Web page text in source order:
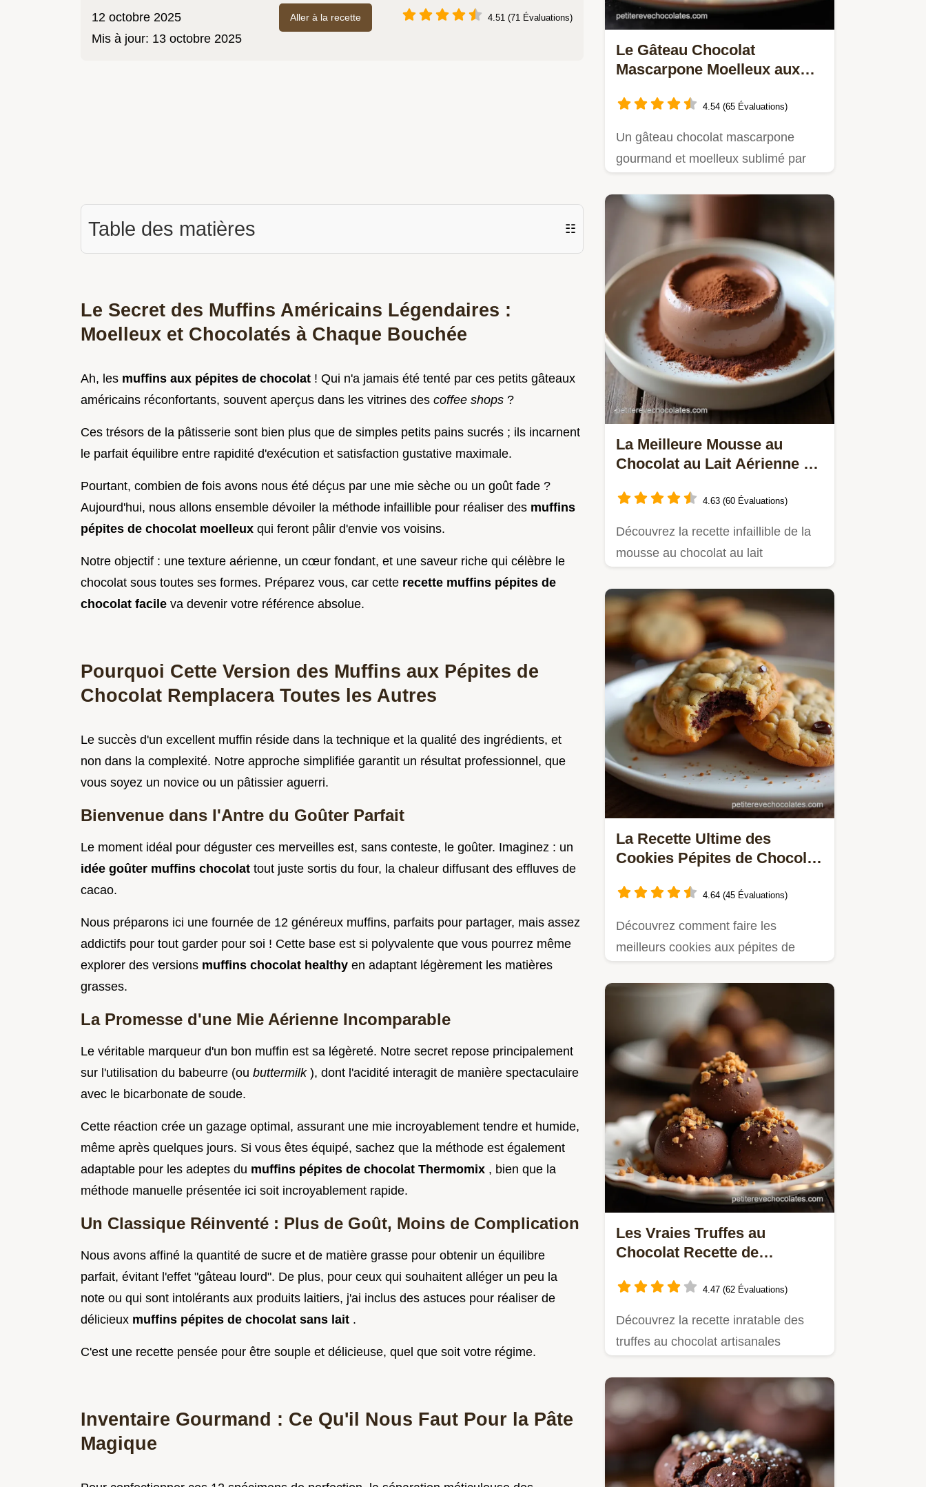
12 octobre 2025
Mis à jour: 13 octobre 2025
Aller à la recette 4.51 (71 Évaluations)
Table des matières ☷
Le Secret des Muffins Américains Légendaires :
Moelleux et Chocolatés à Chaque Bouchée
Ah, les muffins aux pépites de chocolat ! Qui n'a jamais été tenté par ces petits gâteaux
américains réconfortants, souvent aperçus dans les vitrines des coffee shops ?
Ces trésors de la pâtisserie sont bien plus que de simples petits pains sucrés ; ils incarnent
le parfait équilibre entre rapidité d'exécution et satisfaction gustative maximale.
Pourtant, combien de fois avons nous été déçus par une mie sèche ou un goût fade ?
Aujourd'hui, nous allons ensemble dévoiler la méthode infaillible pour réaliser des muffins
pépites de chocolat moelleux qui feront pâlir d'envie vos voisins.
Notre objectif : une texture aérienne, un cœur fondant, et une saveur riche qui célèbre le
chocolat sous toutes ses formes. Préparez vous, car cette recette muffins pépites de
chocolat facile va devenir votre référence absolue.
Pourquoi Cette Version des Muffins aux Pépites de
Chocolat Remplacera Toutes les Autres
Le succès d'un excellent muffin réside dans la technique et la qualité des ingrédients, et
non dans la complexité. Notre approche simplifiée garantit un résultat professionnel, que
vous soyez un novice ou un pâtissier aguerri.
Bienvenue dans l'Antre du Goûter Parfait
Le moment idéal pour déguster ces merveilles est, sans conteste, le goûter. Imaginez : un
idée goûter muffins chocolat tout juste sortis du four, la chaleur diffusant des effluves de
cacao.
Nous préparons ici une fournée de 12 généreux muffins, parfaits pour partager, mais assez
addictifs pour tout garder pour soi ! Cette base est si polyvalente que vous pourrez même
explorer des versions muffins chocolat healthy en adaptant légèrement les matières
grasses.
La Promesse d'une Mie Aérienne Incomparable
Le véritable marqueur d'un bon muffin est sa légèreté. Notre secret repose principalement
sur l'utilisation du babeurre (ou buttermilk ), dont l'acidité interagit de manière spectaculaire
avec le bicarbonate de soude.
Cette réaction crée un gazage optimal, assurant une mie incroyablement tendre et humide,
même après quelques jours. Si vous êtes équipé, sachez que la méthode est également
adaptable pour les adeptes du muffins pépites de chocolat Thermomix , bien que la
méthode manuelle présentée ici soit incroyablement rapide.
Un Classique Réinventé : Plus de Goût, Moins de Complication
Nous avons affiné la quantité de sucre et de matière grasse pour obtenir un équilibre
parfait, évitant l'effet "gâteau lourd". De plus, pour ceux qui souhaitent alléger un peu la
note ou qui sont intolérants aux produits laitiers, j'ai inclus des astuces pour réaliser de
délicieux muffins pépites de chocolat sans lait .
C'est une recette pensée pour être souple et délicieuse, quel que soit votre régime.
Inventaire Gourmand : Ce Qu'il Nous Faut Pour la Pâte
Magique
Le Gâteau Chocolat
Mascarpone Moelleux aux
4.54 (65 Évaluations)
Un gâteau chocolat mascarpone
gourmand et moelleux sublimé par
La Meilleure Mousse au
Chocolat au Lait Aérienne et
4.63 (60 Évaluations)
Découvrez la recette infaillible de la
mousse au chocolat au lait
La Recette Ultime des
Cookies Pépites de Chocolat
4.64 (45 Évaluations)
Découvrez comment faire les
meilleurs cookies aux pépites de
Les Vraies Truffes au
Chocolat Recette de
4.47 (62 Évaluations)
Découvrez la recette inratable des
truffes au chocolat artisanales